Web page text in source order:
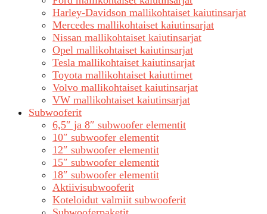
Harley-Davidson mallikohtaiset kaiutinsarjat
Mercedes mallikohtaiset kaiutinsarjat
Nissan mallikohtaiset kaiutinsarjat
Opel mallikohtaiset kaiutinsarjat
Tesla mallikohtaiset kaiutinsarjat
Toyota mallikohtaiset kaiuttimet
Volvo mallikohtaiset kaiutinsarjat
VW mallikohtaiset kaiutinsarjat
Subwooferit
6,5″ ja 8″ subwoofer elementit
10″ subwoofer elementit
12″ subwoofer elementit
15″ subwoofer elementit
18″ subwoofer elementit
Aktiivisubwooferit
Koteloidut valmiit subwooferit